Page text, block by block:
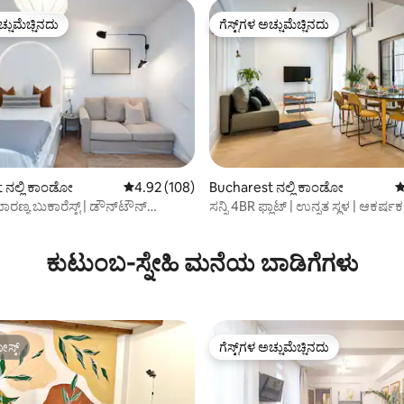
158 ವಿಮರ್ಶೆಗಳು
ನಲ್ಲಿ ಕಾಂಡೋ 5 ರಲ್ಲಿ 4.92 ಸರಾಸರಿ ರೇಟಿಂಗ್, 108 ವಿಮರ್ಶೆಗಳು
4.92 (108)
ಬುಕಾರೆಸ್ಟ್ | ಡೌನ್‌ಟೌನ್
ಗೆಸ್ಟ್‌ಗಳ ಅಚ್ಚುಮೆಚ್ಚಿನದು
ಗೆಸ್ಟ್‌ಗಳ ಅಚ್ಚುಮೆಚ್ಚಿನದು
Bucharest ನಲ್ಲಿ ಕಾಂಡೋ
ಸನ್ನಿ 4BR ಫ್ಲಾಟ್ | ಉನ್ನತ ಸ್ಥಳ |
ಕುಟುಂಬ-ಸ್ನೇಹಿ ಮನೆಯ ಬಾಡಿಗೆಗಳು
ಗೆಸ್ಟ್‌ಗಳ ಅಚ್ಚುಮೆಚ್ಚಿನದು
ಗೆಸ್ಟ್‌ಗಳ ಅಚ್ಚುಮೆಚ್ಚಿನದು